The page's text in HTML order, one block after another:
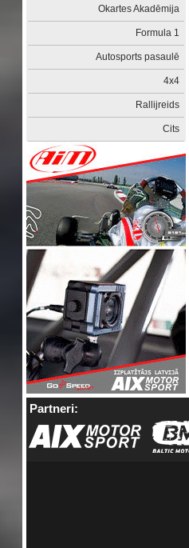
Okartes Akadēmija
Formula 1
Autosports pasaulē
4x4
Rallijreids
Cits
Partneri: